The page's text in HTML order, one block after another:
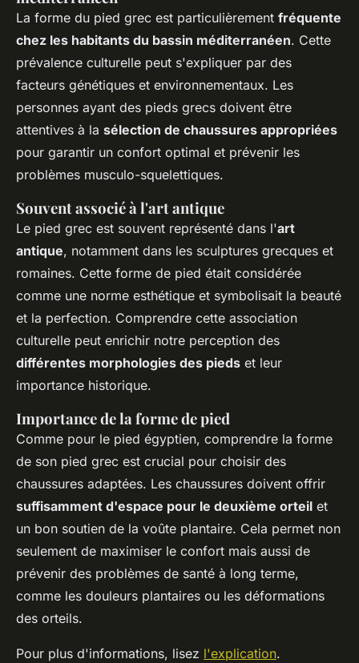
La forme du pied grec est particulièrement fréquente
chez les habitants du bassin méditerranéen. Cette
prévalence culturelle peut s'expliquer par des
facteurs génétiques et environnementaux. Les
personnes ayant des pieds grecs doivent être
attentives à la sélection de chaussures appropriées
pour garantir un confort optimal et prévenir les
problèmes musculo-squelettiques.
Souvent associé à l'art antique
Le pied grec est souvent représenté dans l'art
antique, notamment dans les sculptures grecques et
romaines. Cette forme de pied était considérée
comme une norme esthétique et symbolisait la beauté
et la perfection. Comprendre cette association
culturelle peut enrichir notre perception des
différentes morphologies des pieds et leur
importance historique.
Importance de la forme de pied
Comme pour le pied égyptien, comprendre la forme
de son pied grec est crucial pour choisir des
chaussures adaptées. Les chaussures doivent offrir
suffisamment d'espace pour le deuxième orteil et
un bon soutien de la voûte plantaire. Cela permet non
seulement de maximiser le confort mais aussi de
prévenir des problèmes de santé à long terme,
comme les douleurs plantaires ou les déformations
des orteils.
Pour plus d'informations, lisez l'explication.